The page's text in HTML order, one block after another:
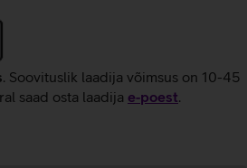
. Soovituslik laadija võimsus on 10-45
saad osta laadija e‑poest.